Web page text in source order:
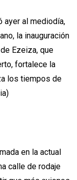
ayer al mediodía,
la inauguración
Ezeiza, que
fortalece la
los tiempos de
en la actual
calle de rodaje